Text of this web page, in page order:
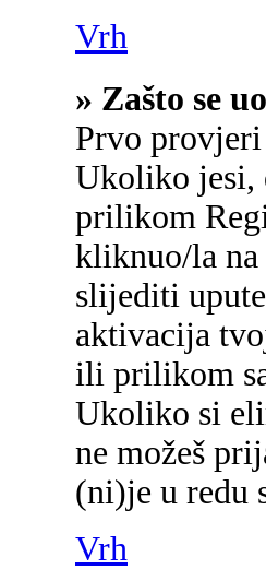
Vrh
» Zašto se
Prvo
Ukoliko jesi,
prilikom
kliknuo/la na
slijediti
aktivacija
ili prilikom
Ukoliko si
ne možeš
(ni)je u redu
Vrh